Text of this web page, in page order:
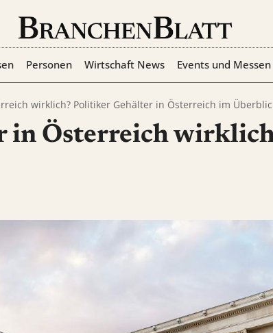
Personen Wirtschaft News Events und Messen
wirklich? Politiker Gehälter in Österreich im
in Österreich